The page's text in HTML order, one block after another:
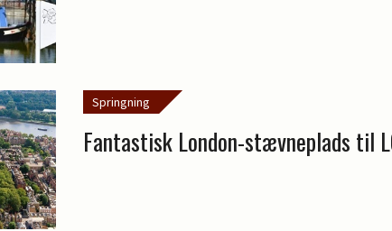
Springning
Fantastisk London-stævneplads til